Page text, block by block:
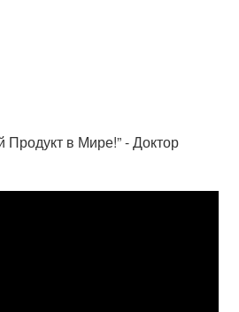
в Мире!” - Доктор